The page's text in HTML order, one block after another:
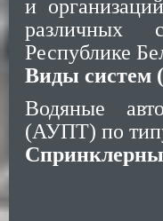
и
различных
Республике
Виды систем
Водяные
(АУПТ) по